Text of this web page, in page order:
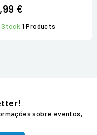
€
Stock 1 Products
sobre eventos,